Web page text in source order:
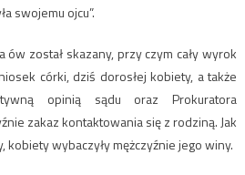
swojemu ojcu”.
ów został skazany, przy czym cały wyrok
córki, dziś dorosłej kobiety, a także
opinią sądu oraz Prokuratora
zakaz kontaktowania się z rodziną. Jak
wybaczyły mężczyźnie jego winy.